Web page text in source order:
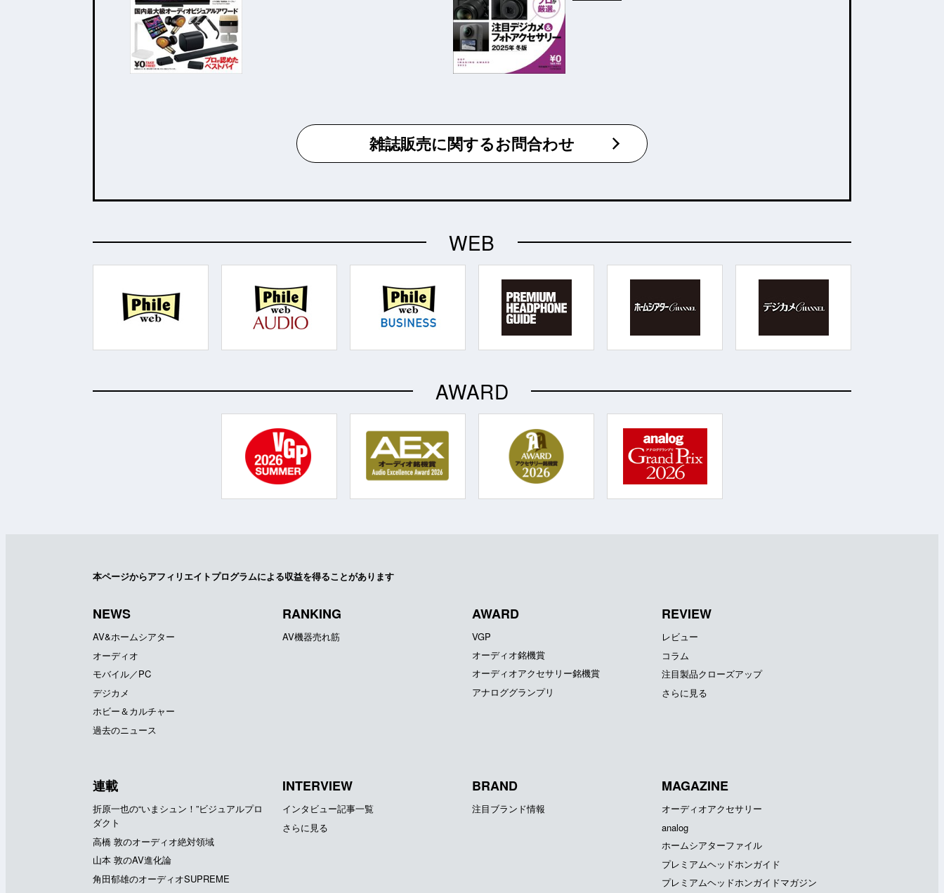
雑誌販売に関するお問合わせ
WEB
AWARD
本ページからアフィリエイトプログラムによる収益を得ることがあります
NEWS
AV&ホームシアター
オーディオ
モバイル／PC
デジカメ
ホビー＆カルチャー
過去のニュース
RANKING
AV機器売れ筋
AWARD
VGP
オーディオ銘機賞
オーディオアクセサリー銘機賞
アナロググランプリ
REVIEW
レビュー
コラム
注目製品クローズアップ
さらに見る
連載
折原一也の“いまシュン！”ビジュアルプロ
ダクト
高橋 敦のオーディオ絶対領域
山本 敦のAV進化論
角田郁雄のオーディオSUPREME
INTERVIEW
インタビュー記事一覧
さらに見る
BRAND
注目ブランド情報
MAGAZINE
オーディオアクセサリー
analog
ホームシアターファイル
プレミアムヘッドホンガイド
プレミアムヘッドホンガイドマガジン